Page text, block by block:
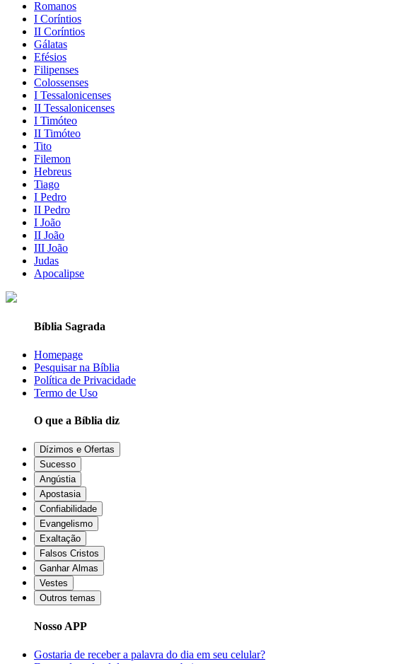
Romanos
I Coríntios
II Coríntios
Gálatas
Efésios
Filipenses
Colossenses
I Tessalonicenses
II Tessalonicenses
I Timóteo
II Timóteo
Tito
Filemon
Hebreus
Tiago
I Pedro
II Pedro
I João
II João
III João
Judas
Apocalipse
Bíblia Sagrada
Homepage
Pesquisar na Bíblia
Política de Privacidade
Termo de Uso
O que a Bíblia diz
Dízimos e Ofertas
Sucesso
Angústia
Apostasia
Confiabilidade
Evangelismo
Exaltação
Falsos Cristos
Ganhar Almas
Vestes
Outros temas
Nosso APP
Gostaria de receber a palavra do dia em seu celular?